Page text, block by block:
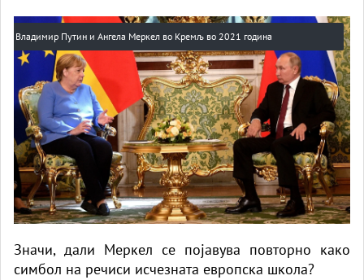
Владимир Путин и Ангела Меркел во Кремљ во 2021 година
Значи, дали Меркел се појавува повторно како
симбол на речиси исчезната европска школа?